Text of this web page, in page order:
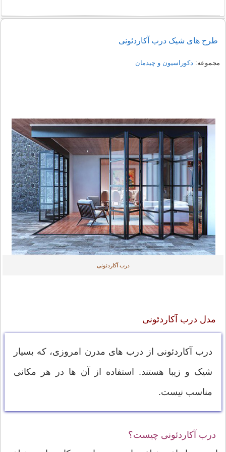
طرح های شیک درب آکاردئونی
مجموعه: دکوراسیون و چیدمان
درب آکاردئونی
مدل درب آکاردئونی
درب آکاردئونی از درب های مدرن امروزی، که بسیار
شیک و زیبا هستند. استفاده از آن ها در هر مکانی
مناسب نیست.
درب آکاردئونی چیست؟